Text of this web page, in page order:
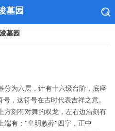
墓园
墓园
分为六层，计有十六级台阶，底座
，这符号在古时代表吉祥之意。
方刻有对舞的双龙，左右边沿刻有
端有："皇明敕葬"四字，正中